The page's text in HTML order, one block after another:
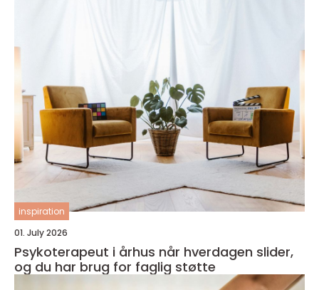
inspiration
01. July 2026
Psykoterapeut i århus når hverdagen slider,
og du har brug for faglig støtte